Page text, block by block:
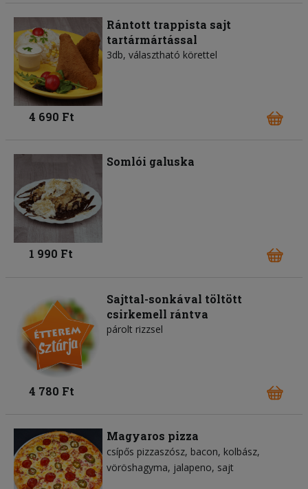
Rántott trappista sajt
tartármártással
3db, választható körettel
4 690 Ft
Somlói galuska
1 990 Ft
Sajttal-sonkával töltött
csirkemell rántva
párolt rizzsel
4 780 Ft
Magyaros pizza
csípős pizzaszósz bacon kolbász
vöröshagyma jalapeno sajt